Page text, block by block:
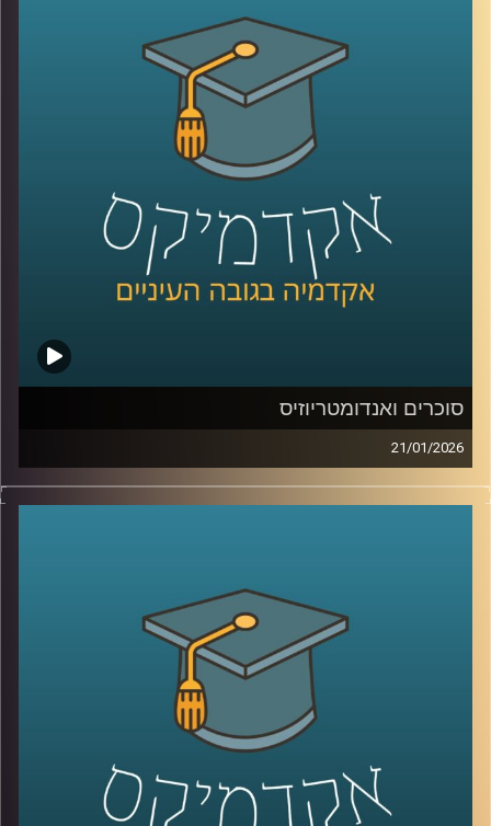
בפרק הזה ננסה להבין מה באמת קורה בתוך איראן היום, איך
נראית המחאה מבפנים, עד כמה המשטר מרגיש מאוים, ואיך כל
זה מתחבר גם לאזור, לישראל, ולמה שאנחנו רואים בכותרות.
אז כדי לדבר על כל זה, שב אלינו ד׳׳ר מאיר ג׳בדנפר, מומחה
לפוליטיקה עכשווית של איראן בבית הספר לאודר לממשל,
דיפלומטיה ואסטרטגיה באוניברסיטת רייכמן
קרדיט תמונות:
AudioVersity
סוכרים ואנדומטריוזיס
21/01/2026
כשאנחנו חושבים על מחלות קשות כמו סרטן, אנחנו בדרך
כלל מדמיינים מוטציות, גנים ואולי גם כימותרפיה. אבל יש
שמצליח להתחמק. זו שכבת הסוכרים, שרשראות זעירות
שעוטפות את התאים שלנו, כמו סוג של “תעודת זהות”
ביולוגית. כשהתעודה הזו משתנה, זה יכול להופיע בסרטן, אבל
זה יכול להופיע גם במחלות אחרות, למשל אנדומטריוזיס, מחלה
נפוצה וכואבת שלפעמים לוקח שנים עד שמקבלים עליה
אבחנה. והשאלה המרתקת היא האם אפשר לקחת את השינויים
האלה על פני התא ולהפוך אותם לשפה חדשה של רפואה, גם
לאבחון מוקדם יותר וגם לטיפול מדויק יותר.
היום בפרק אנחנו נכנסים לעולם הזה, עולם הגליקוביולוגיה